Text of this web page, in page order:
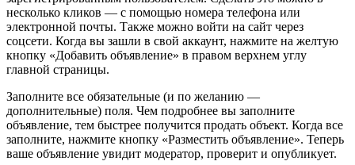
несколько кликов — с помощью номера телефона или
электронной почты. Также можно войти на сайт через
соцсети. Когда вы зашли в свой аккаунт, нажмите на желтую
кнопку «Добавить объявление» в правом верхнем углу
главной страницы.
Заполните все обязательные (и по желанию —
дополнительные) поля. Чем подробнее вы заполните
объявление, тем быстрее получится продать объект. Когда все
заполните, нажмите кнопку «Разместить объявление». Теперь
ваше объявление увидит модератор, проверит и опубликует.